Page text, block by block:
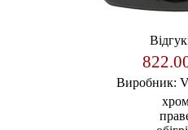
Виробник: